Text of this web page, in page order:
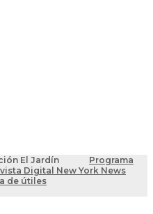
El Jardín
Programa
Digital New York News
de útiles